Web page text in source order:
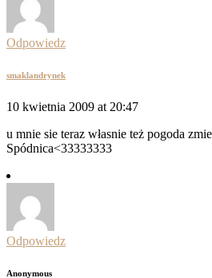
Odpowiedz
smaklandrynek
10 kwietnia 2009 at 20:47
u mnie sie teraz własnie też pogoda
Spódnica<33333333
Odpowiedz
Anonymous